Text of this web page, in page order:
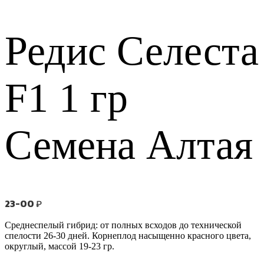
Редис Селеста
F1 1 гр
Семена Алтая
23-00₽
Среднеспелый гибрид: от полных всходов до технической
спелости 26-30 дней. Корнеплод насыщенно красного цвета,
округлый, массой 19-23 гр.